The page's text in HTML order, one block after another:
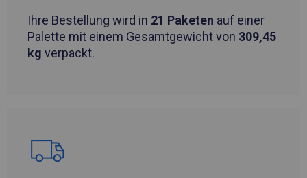
Ihre Bestellung wird in 21 Paketen auf einer
Palette mit einem Gesamtgewicht von 309,45
kg verpackt.